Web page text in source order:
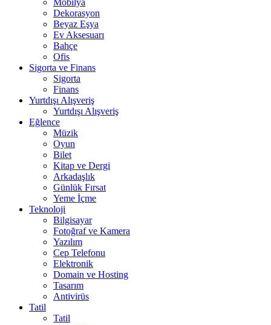
Mobilya
Dekorasyon
Beyaz Eşya
Ev Aksesuarı
Bahçe
Ofis
Sigorta ve Finans
Sigorta
Finans
Yurtdışı Alışveriş
Yurtdışı Alışveriş
Eğlence
Müzik
Oyun
Bilet
Kitap ve Dergi
Arkadaşlık
Günlük Fırsat
Yeme İçme
Teknoloji
Bilgisayar
Fotoğraf ve Kamera
Yazılım
Cep Telefonu
Elektronik
Domain ve Hosting
Tasarım
Antivirüs
Tatil
Tatil